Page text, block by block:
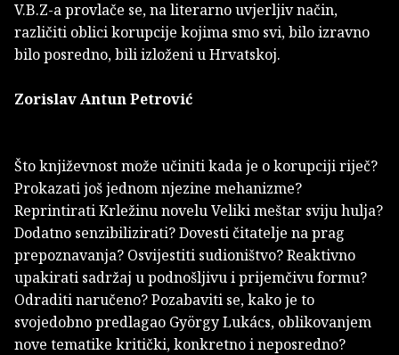
V.B.Z-a provlače se, na literarno uvjerljiv način,
različiti oblici korupcije kojima smo svi, bilo izravno
bilo posredno, bili izloženi u Hrvatskoj.
Zorislav Antun Petrović
Što književnost može učiniti kada je o korupciji riječ?
Prokazati još jednom njezine mehanizme?
Reprintirati Krležinu novelu Veliki meštar sviju hulja?
Dodatno senzibilizirati? Dovesti čitatelje na prag
prepoznavanja? Osvijestiti sudioništvo? Reaktivno
upakirati sadržaj u podnošljivu i prijemčivu formu?
Odraditi naručeno? Pozabaviti se, kako je to
svojedobno predlagao György Lukács, oblikovanjem
nove tematike kritički, konkretno i neposredno?